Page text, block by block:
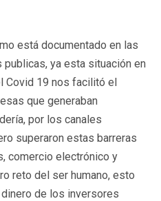
está documentado en las
ya esta situación en
Covid 19 nos facilitó el
que generaban
por los canales
superaron estas barreras
comercio electrónico y
reto del ser humano, esto
de los inversores